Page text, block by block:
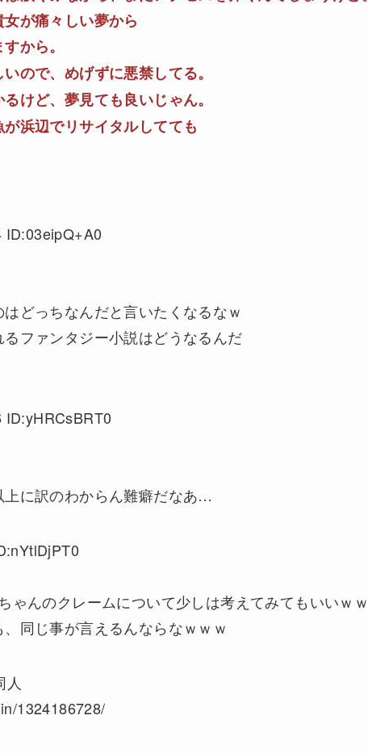
が痛々しい夢から
から。
ので、めげずに悪禁してる。
けど、夢見ても良いじゃん。
浜辺でリサイタルしてても
どっちなんだと言いたくなるなｗ
ファンタジー小説はどうなるんだ
に訳のわからん難癖だなあ…
ゃんのクレームについて少しは考えてみてもいいｗｗ
同じ事が言えるんならなｗｗｗ
1324186728/